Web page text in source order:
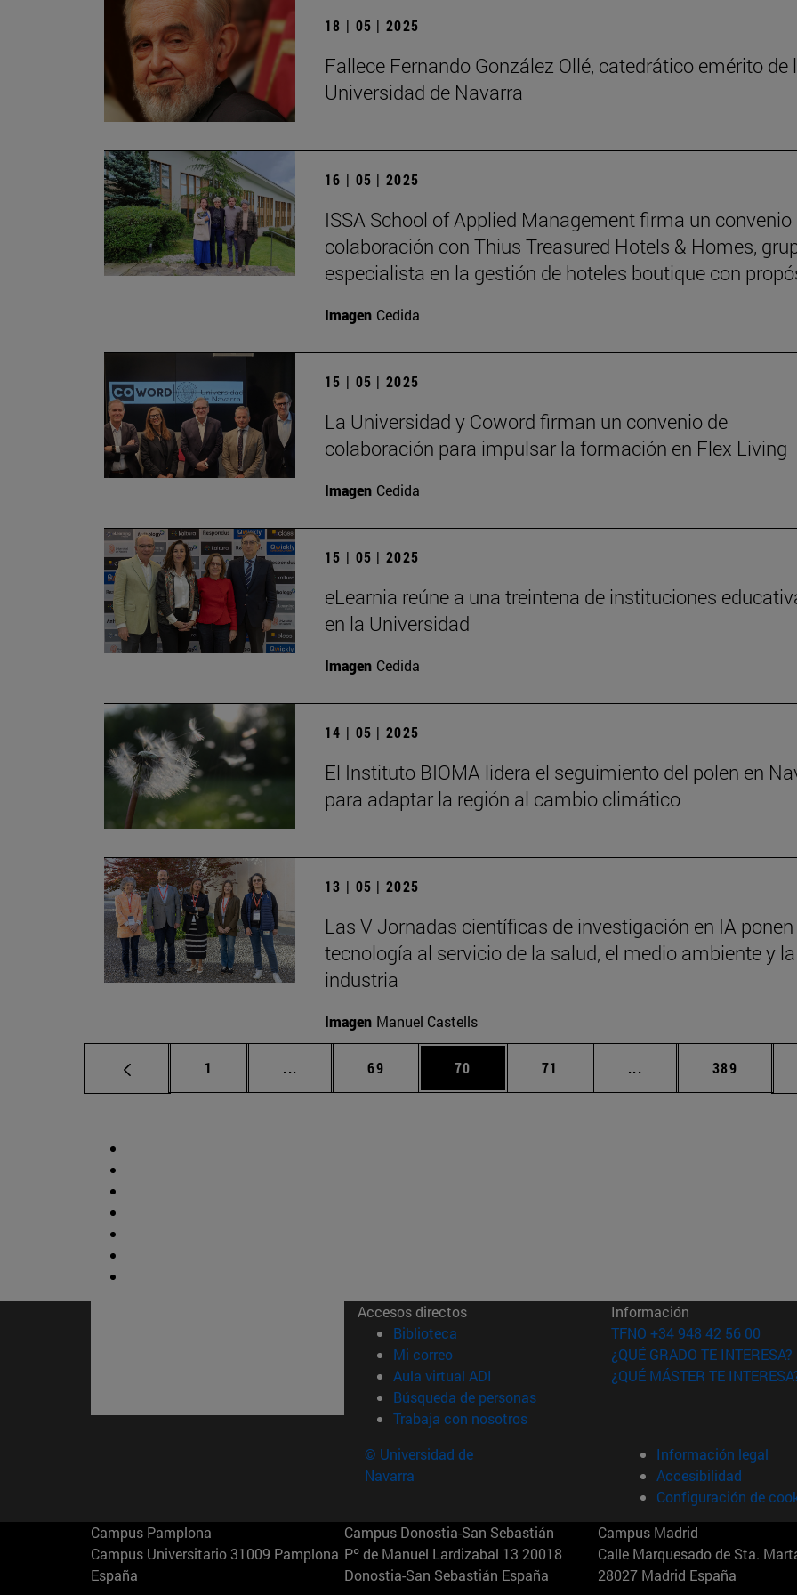
18 | 05 | 2025
Fallece Fernando González Ollé, catedrático emérito de
Universidad de Navarra
16 | 05 | 2025
ISSA School of Applied Management firma un convenio
colaboración con Thius Treasured Hotels & Homes,
especialista en la gestión de hoteles boutique con
Imagen Cedida
15 | 05 | 2025
La Universidad y Coword firman un convenio de
colaboración para impulsar la formación en Flex Living
Imagen Cedida
15 | 05 | 2025
eLearnia reúne a una treintena de instituciones
en la Universidad
Imagen Cedida
14 | 05 | 2025
El Instituto BIOMA lidera el seguimiento del polen en
para adaptar la región al cambio climático
13 | 05 | 2025
Las V Jornadas científicas de investigación en IA
tecnología al servicio de la salud, el medio ambiente y la
industria
Imagen Manuel Castells
Página
1 ... Páginas intermedias Use TAB para desplazarse.
Página
69 Página
70 Página
71 ... Páginas intermedias
Página
389
Accesos directos
Biblioteca (abre en nueva ventana)
Mi correo(abre en nueva ventana)
Aula virtual ADI (abre en nueva ventana)
Búsqueda de personas(abre en nueva ventana)
Trabaja con nosotros(abre en nueva ventana)
Información
TFNO +34 948 42 56 00
¿QUÉ GRADO TE INTERESA?
¿QUÉ MÁSTER TE
© Universidad de
Navarra
Información legal
Accesibilidad
Configuración de
Campus Pamplona
Campus Universitario 31009 Pamplona
España
Campus Donostia-San Sebastián
Pº de Manuel Lardizabal 13 20018
Donostia-San Sebastián España
Campus Madrid
Calle Marquesado de Sta.
28027 Madrid España